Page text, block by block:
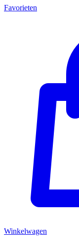
Favorieten
Winkelwagen